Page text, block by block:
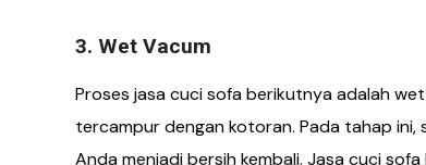
3. Wet Vacum
Proses jasa cuci sofa berikutnya adalah
tercampur dengan kotoran. Pada tahap
Anda menjadi bersih kembali. Jasa cuci